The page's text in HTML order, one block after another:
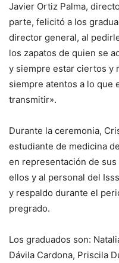
Javier Ortiz Palma,
parte, felicitó a los
director general, al
los zapatos de quien se
y siempre estar ciertos y
siempre atentos a lo que
transmitir».
Durante la ceremonia,
estudiante de medicina
en representación de
ellos y al personal del
y respaldo durante el
pregrado.
Los graduados son:
Dávila Cardona, Priscila